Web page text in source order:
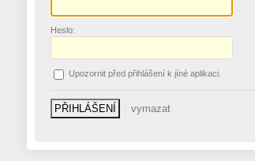
Heslo:
Upozornit před přihlášení k jíné aplikaci.